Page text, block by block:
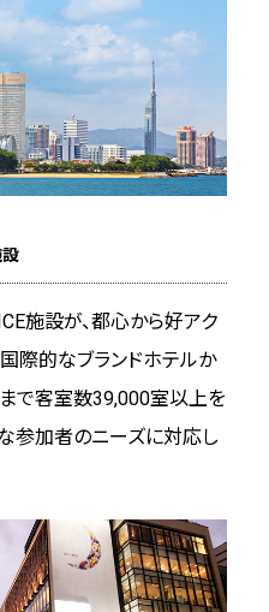
報
ュー
設
施設が、都心から好アク
際的なブランドホテルか
で客室数39,000室以上を
参加者のニーズに対応し